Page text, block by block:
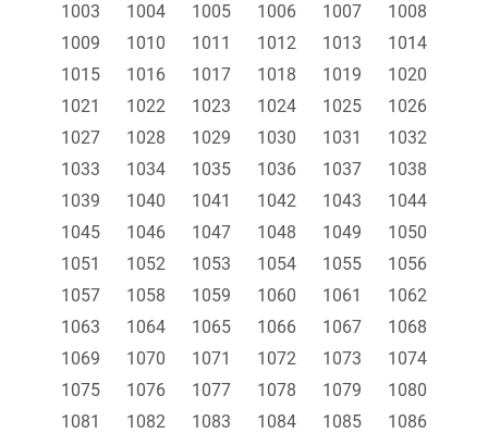
1003
1004 1005 1006 1007
1008
1009
1010 1011 1012 1013
1014
1015
1016 1017 1018 1019
1020
1021
1022 1023 1024 1025
1026
1027
1028 1029 1030 1031
1032
1033
1034 1035 1036 1037
1038
1039
1040 1041 1042 1043
1044
1045
1046 1047 1048 1049
1050
1051
1052 1053 1054 1055
1056
1057
1058 1059 1060 1061
1062
1063
1064 1065 1066 1067
1068
1069
1070 1071 1072 1073
1074
1075
1076 1077 1078 1079
1080
1081
1082 1083 1084 1085
1086